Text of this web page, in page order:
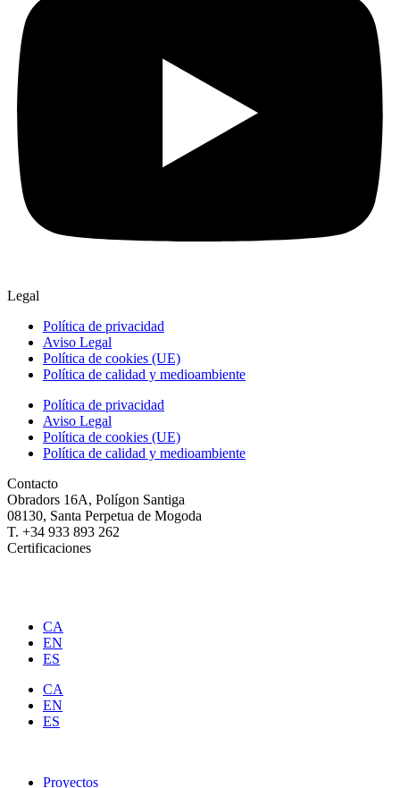
Legal
Política de privacidad
Aviso Legal
Política de cookies (UE)
Política de calidad y medioambiente
Política de privacidad
Aviso Legal
Política de cookies (UE)
Política de calidad y medioambiente
Contacto
Obradors 16A, Polígon Santiga
08130, Santa Perpetua de Mogoda
T. +34 933 893 262
Certificaciones
CA
EN
ES
CA
EN
ES
Proyectos